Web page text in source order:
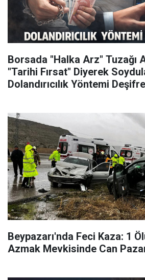
Borsada "Halka Arz" Tuzağı
"Tarihi Fırsat" Diyerek
Dolandırıcılık Yöntemi
Beypazarı'nda Feci Kaza: 1
Azmak Mevkisinde Can